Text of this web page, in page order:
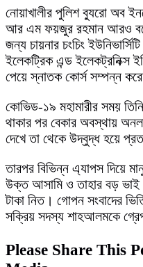
নোয়াখালীর পুলিশ ব্যুরো অব
আর এম ফয়জুর রহমান আরও
জন্য চায়নার চংচিং
ইলেকট্রিক এন্ড ইলেকট্রনিক্স
পেয়ে স্নাতক কোর্স সম্পন্ন
কোভিড-১৯ মহামারীর সময়
থাকার পর বেকার অবস্থায়
দেখে তা থেকে উদ্বুদ্ধ হয়ে
তারপর বিভিন্ন এ্যাপস দিয়ে
উক্ত আসামি ও তাহার বড়
টাকা নিত। গোপন সংবাদের
সক্রিয় সদস্য শাহআলমকে
Please Share This